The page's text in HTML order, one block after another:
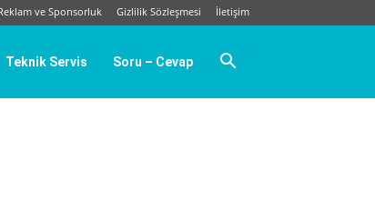
ve Sponsorluk Gizlilik Sözleşmesi İletişim
Teknik Servis Soru – Cevap